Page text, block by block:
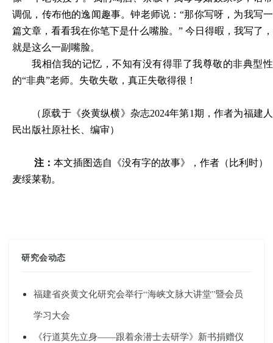
调侃，传布他的逸闻趣事。钟老师说：“那你写呀，为我写一
篇文章，看看我在你笔下是什么嘴脸。” 今日得暇，我写了，
就是这么一副嘴脸。
我相信我的记忆，不知有没有得罪了我尊敬的非典型性
的“非典”老师。失敬失敬，真正失敬得很！
（原载于《炎黄纵横》杂志2024年第1期，作者为福建人
民出版社原社长、编审）
注： 本文插图选自《没有字的故事》，作者（比利时）
麦绥莱勒。
研究会动态
福建省炎黄文化研究会举行“海峡文脉大讲堂”暨会员
学习大会
《行道莫先立身——跟着余潜士去研学》新书捐赠仪